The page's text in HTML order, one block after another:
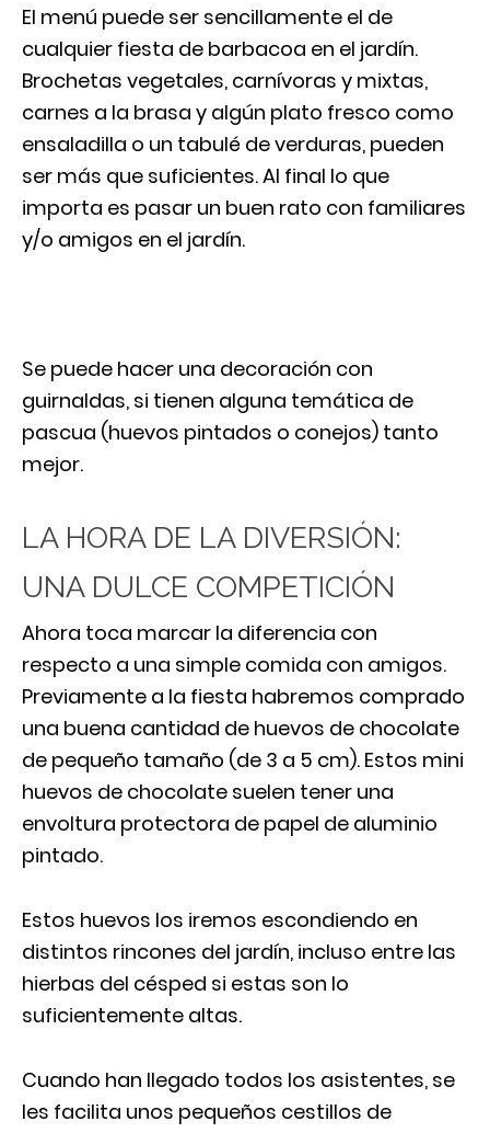
El menú puede ser sencillamente el de
cualquier fiesta de barbacoa en el jardín.
Brochetas vegetales, carnívoras y mixtas,
carnes a la brasa y algún plato fresco como
ensaladilla o un tabulé de verduras, pueden
ser más que suficientes. Al final lo que
importa es pasar un buen rato con familiares
y/o amigos en el jardín.
Se puede hacer una decoración con
guirnaldas, si tienen alguna temática de
pascua (huevos pintados o conejos) tanto
mejor.
LA HORA DE LA DIVERSIÓN:
UNA DULCE COMPETICIÓN
Ahora toca marcar la diferencia con
respecto a una simple comida con amigos.
Previamente a la fiesta habremos comprado
una buena cantidad de huevos de chocolate
de pequeño tamaño (de 3 a 5 cm). Estos mini
huevos de chocolate suelen tener una
envoltura protectora de papel de aluminio
pintado.
Estos huevos los iremos escondiendo en
distintos rincones del jardín, incluso entre las
hierbas del césped si estas son lo
suficientemente altas.
Cuando han llegado todos los asistentes, se
les facilita unos pequeños cestillos de